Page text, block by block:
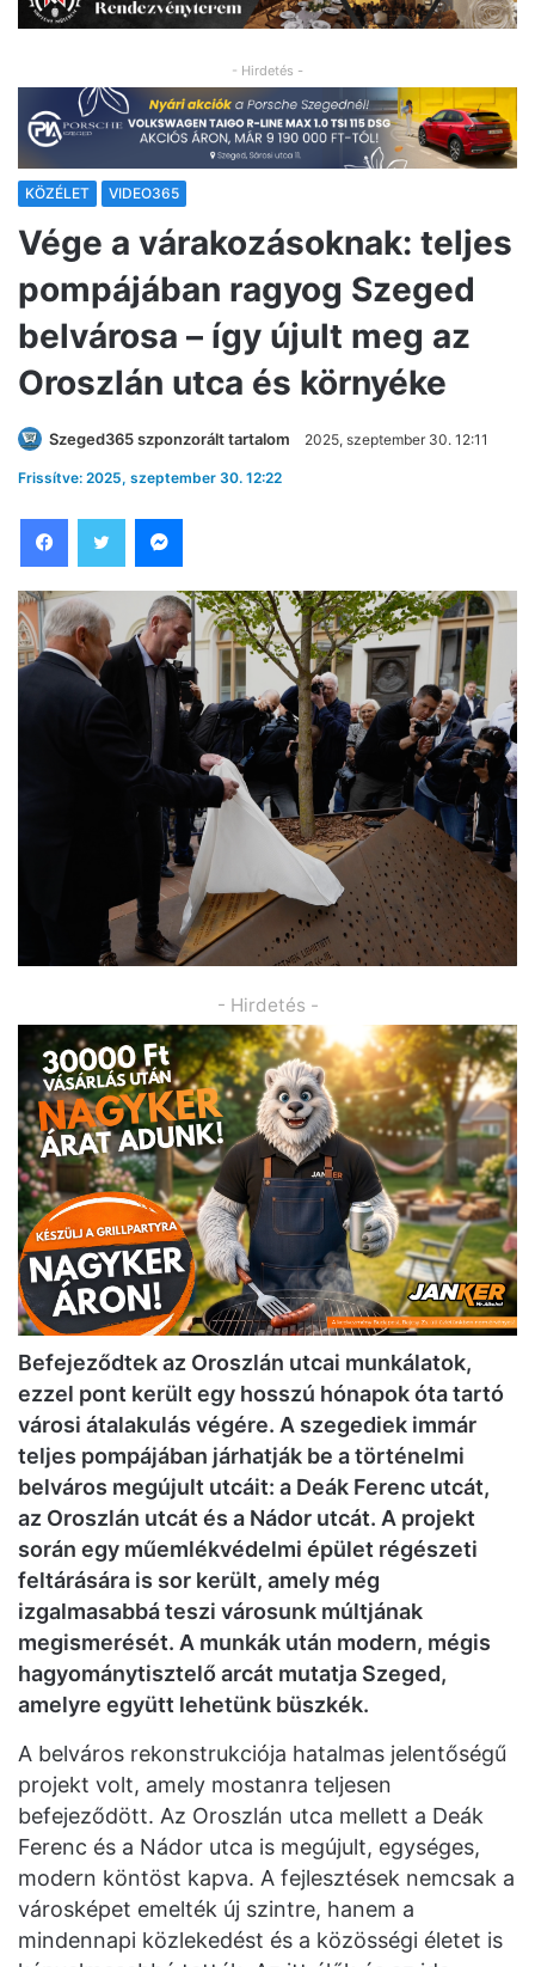
- Hirdetés -
KÖZÉLET VIDEO365
Vége a várakozásoknak: teljes
pompájában ragyog Szeged
belvárosa – így újult meg az
Oroszlán utca és környéke
Szeged365 szponzorált tartalom 2025, szeptember 30. 12:11
Frissítve: 2025, szeptember 30. 12:22
- Hirdetés -
Befejeződtek az Oroszlán utcai munkálatok,
ezzel pont került egy hosszú hónapok óta tartó
városi átalakulás végére. A szegediek immár
teljes pompájában járhatják be a történelmi
belváros megújult utcáit: a Deák Ferenc utcát,
az Oroszlán utcát és a Nádor utcát. A projekt
során egy műemlékvédelmi épület régészeti
feltárására is sor került, amely még
izgalmasabbá teszi városunk múltjának
megismerését. A munkák után modern, mégis
hagyománytisztelő arcát mutatja Szeged,
amelyre együtt lehetünk büszkék.
A belváros rekonstrukciója hatalmas jelentőségű
projekt volt, amely mostanra teljesen
befejeződött. Az Oroszlán utca mellett a Deák
Ferenc és a Nádor utca is megújult, egységes,
modern köntöst kapva. A fejlesztések nemcsak a
városképet emelték új szintre, hanem a
mindennapi közlekedést és a közösségi életet is